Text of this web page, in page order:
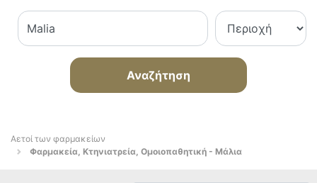
Αναζήτηση
Αετοί των φαρμακείων
Φαρμακεία, Κτηνιατρεία, Ομοιοπαθητική - Μάλια